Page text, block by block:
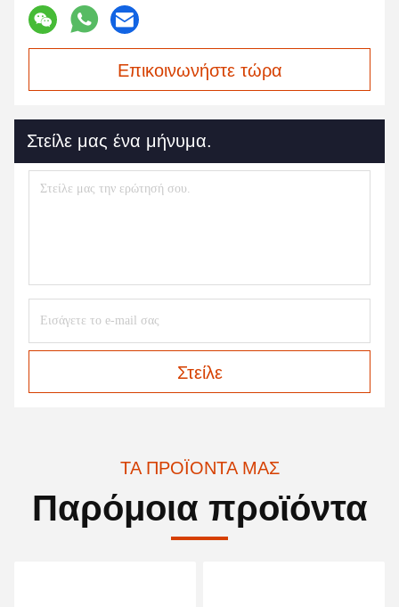
Επικοινωνήστε τώρα
Στείλε μας ένα μήνυμα.
Στείλε
ΤΑ ΠΡΟΪΌΝΤΑ ΜΑΣ
Παρόμοια προϊόντα